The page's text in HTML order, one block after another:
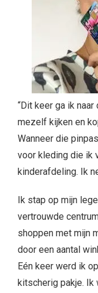
“Dit keer ga ik
mezelf kijken en
Wanneer die
voor kleding die ik
kinderafdeling. Ik
Ik stap op mijn
vertrouwde
shoppen met mijn
door een aantal
Eén keer werd ik
kitscherig pakje. Ik